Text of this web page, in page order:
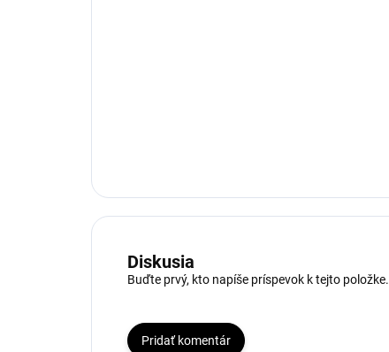
Diskusia
Buďte prvý, kto napíše príspevok k tejto položke.
Pridať komentár